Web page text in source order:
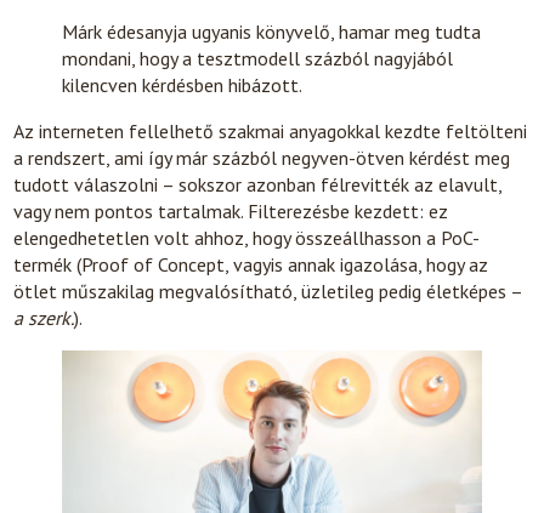
Márk édesanyja ugyanis könyvelő, hamar meg tudta
mondani, hogy a tesztmodell százból nagyjából
kilencven kérdésben hibázott.
Az interneten fellelhető szakmai anyagokkal kezdte feltölteni
a rendszert, ami így már százból negyven-ötven kérdést meg
tudott válaszolni – sokszor azonban félrevitték az elavult,
vagy nem pontos tartalmak. Filterezésbe kezdett: ez
elengedhetetlen volt ahhoz, hogy összeállhasson a PoC-
termék (Proof of Concept, vagyis annak igazolása, hogy az
ötlet műszakilag megvalósítható, üzletileg pedig életképes –
a szerk.).